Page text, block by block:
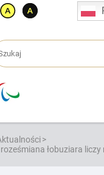
>
łobuziara liczy